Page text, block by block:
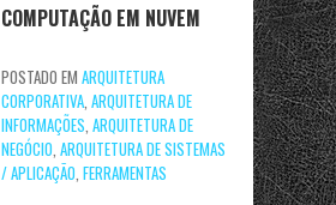
COMPUTAÇÃO EM NUVEM
POSTADO EM ARQUITETURA
CORPORATIVA, ARQUITETURA DE
INFORMAÇÕES, ARQUITETURA DE
NEGÓCIO, ARQUITETURA DE SISTEMAS
/ APLICAÇÃO, FERRAMENTAS